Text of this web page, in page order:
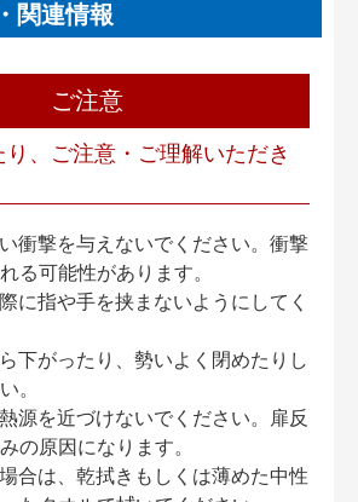
関連情報
ご注意
り、ご注意・ご理解いただき
衝撃を与えないでください。衝撃
る可能性があります。
に指や手を挟まないようにしてく
下がったり、勢いよく閉めたりし
。
源を近づけないでください。扉反
の原因になります。
合は、乾拭きもしくは薄めた中性